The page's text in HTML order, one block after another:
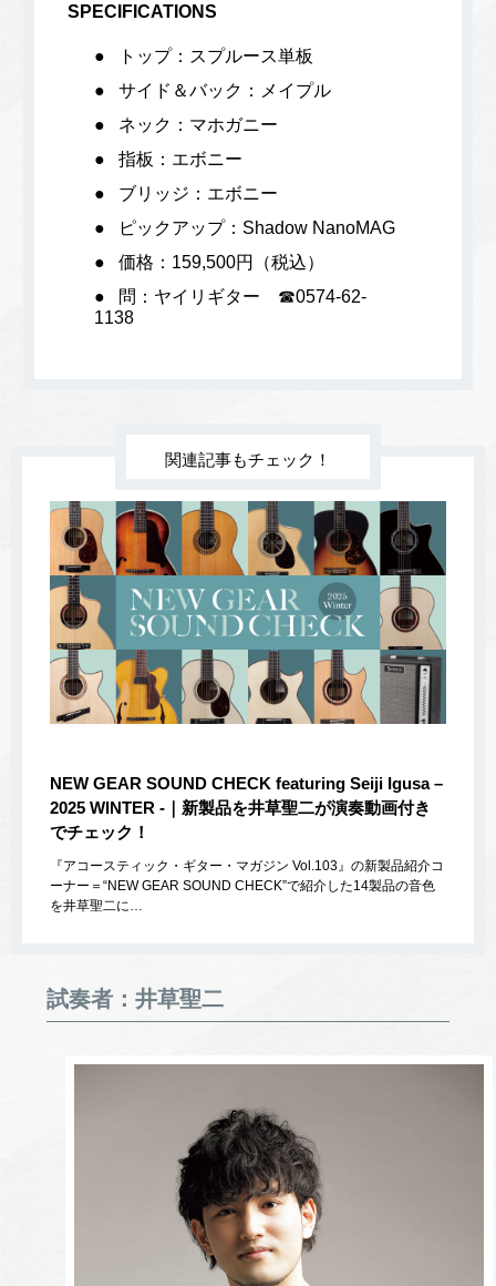
SPECIFICATIONS
トップ：スプルース単板
サイド＆バック：メイプル
ネック：マホガニー
指板：エボニー
ブリッジ：エボニー
ピックアップ：Shadow NanoMAG
価格：159,500円（税込）
問：ヤイリギター ☎0574-62-
1138
関連記事もチェック！
NEW GEAR SOUND CHECK featuring Seiji Igusa –
2025 WINTER -｜新製品を井草聖二が演奏動画付き
でチェック！
『アコースティック・ギター・マガジン Vol.103』の新製品紹介コ
ーナー＝“NEW GEAR SOUND CHECK”で紹介した14製品の音色
を井草聖二に…
試奏者：井草聖二